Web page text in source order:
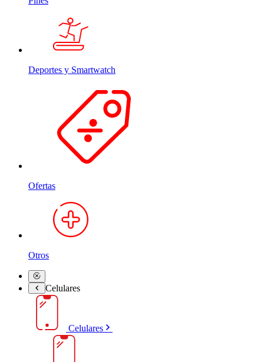
Deportes y Smartwatch
Ofertas
Otros
Celulares
Celulares